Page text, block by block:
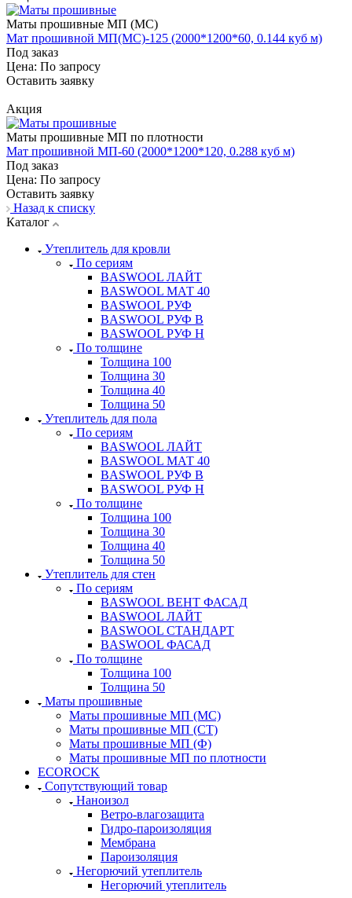
Маты прошивные МП (МС)
Мат прошивной МП(МС)-125 (2000*1200*60, 0.144 куб м)
Под заказ
Цена: По запросу
Оставить заявку
Акция
Маты прошивные МП по плотности
Мат прошивной МП-60 (2000*1200*120, 0.288 куб м)
Под заказ
Цена: По запросу
Оставить заявку
Назад к списку
Каталог
Утеплитель для кровли
По сериям
BASWOOL ЛАЙТ
BASWOOL МАТ 40
BASWOOL РУФ
BASWOOL РУФ В
BASWOOL РУФ Н
По толщине
Толщина 100
Толщина 30
Толщина 40
Толщина 50
Утеплитель для пола
По сериям
BASWOOL ЛАЙТ
BASWOOL МАТ 40
BASWOOL РУФ В
BASWOOL РУФ Н
По толщине
Толщина 100
Толщина 30
Толщина 40
Толщина 50
Утеплитель для стен
По сериям
BASWOOL ВЕНТ ФАСАД
BASWOOL ЛАЙТ
BASWOOL СТАНДАРТ
BASWOOL ФАСАД
По толщине
Толщина 100
Толщина 50
Маты прошивные
Маты прошивные МП (МС)
Маты прошивные МП (СТ)
Маты прошивные МП (Ф)
Маты прошивные МП по плотности
ECOROCK
Сопутствующий товар
Наноизол
Ветро-влагозащита
Гидро-пароизоляция
Мембрана
Пароизоляция
Негорючий утеплитель
Негорючий утеплитель